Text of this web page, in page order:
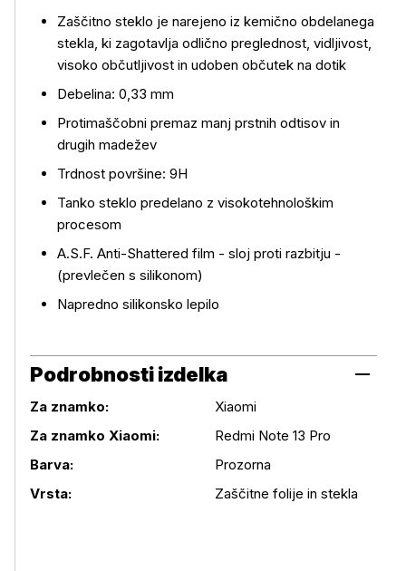
Zaščitno steklo je narejeno iz kemično obdelanega
stekla, ki zagotavlja odlično preglednost, vidljivost,
visoko občutljivost in udoben občutek na dotik
Debelina: 0,33 mm
Protimaščobni premaz manj prstnih odtisov in
drugih madežev
Trdnost površine: 9H
Tanko steklo predelano z visokotehnološkim
procesom
A.S.F. Anti-Shattered film - sloj proti razbitju -
(prevlečen s silikonom)
Napredno silikonsko lepilo
Podrobnosti izdelka
Za znamko:
Xiaomi
Za znamko Xiaomi:
Redmi Note 13 Pro
Barva:
Prozorna
Vrsta:
Zaščitne folije in stekla